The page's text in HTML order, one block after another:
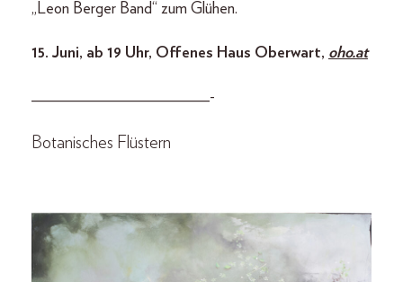
„Leon Berger Band“ zum Glühen.
15. Juni, ab 19 Uhr, Offenes Haus Oberwart, oho.at
______________________-
Botanisches Flüstern